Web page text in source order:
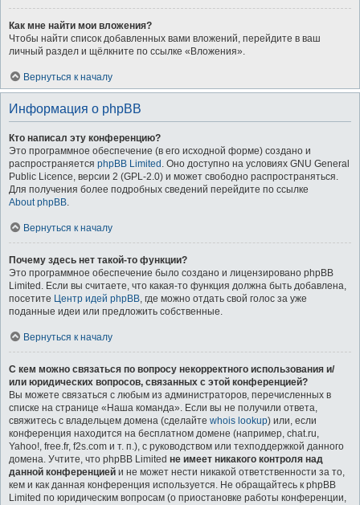
Как мне найти мои вложения?
Чтобы найти список добавленных вами вложений, перейдите в ваш
личный раздел и щёлкните по ссылке «Вложения».
Вернуться к началу
Информация о phpBB
Кто написал эту конференцию?
Это программное обеспечение (в его исходной форме) создано и
распространяется phpBB Limited . Оно доступно на условиях GNU General
Public Licence, версии 2 (GPL-2.0) и может свободно распространяться.
Для получения более подробных сведений перейдите по ссылке
About phpBB.
Вернуться к началу
Почему здесь нет такой-то функции?
Это программное обеспечение было создано и лицензировано phpBB
Limited. Если вы считаете, что какая-то функция должна быть добавлена,
посетите Центр идей phpBB, где можно отдать свой голос за уже
поданные идеи или предложить собственные.
Вернуться к началу
С кем можно связаться по вопросу некорректного использования и/
или юридических вопросов, связанных с этой конференцией?
Вы можете связаться с любым из администраторов, перечисленных в
списке на странице «Наша команда». Если вы не получили ответа,
свяжитесь с владельцем домена (сделайте whois lookup) или, если
конференция находится на бесплатном домене (например, chat.ru,
Yahoo!, free.fr, f2s.com и т. п.), с руководством или техподдержкой данного
домена. Учтите, что phpBB Limited не имеет никакого контроля над
данной конференцией и не может нести никакой ответственности за то,
кем и как данная конференция используется. Не обращайтесь к phpBB
Limited по юридическим вопросам (о приостановке работы конференции,